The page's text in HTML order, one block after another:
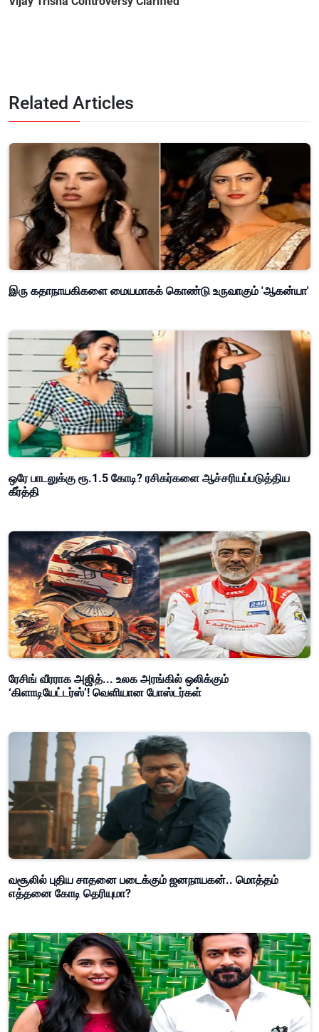
Related Articles
இரு கதாநாயகிகளை மையமாகக் கொண்டு உருவாகும் 'ஆகன்யா'
ஒரே பாடலுக்கு ரூ.1.5 கோடி? ரசிகர்களை ஆச்சரியப்படுத்திய
கீர்த்தி
ரேசிங் வீரராக அஜித்... உலக அரங்கில் ஒலிக்கும்
‘கிளாடியேட்டர்ஸ்’! வெளியான போஸ்டர்கள்
வசூலில் புதிய சாதனை படைக்கும் ஜனநாயகன்.. மொத்தம்
எத்தனை கோடி தெரியுமா?